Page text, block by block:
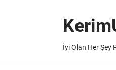
İyi Olan Her Şey